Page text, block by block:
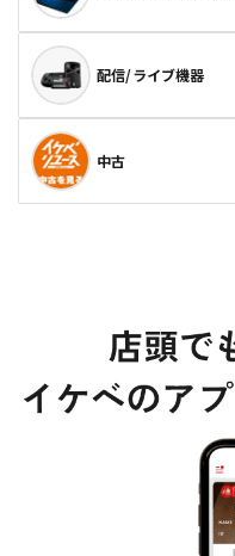
配信/ライブ機器
中古